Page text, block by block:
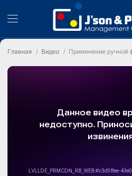
Главная Видео Применение ручной